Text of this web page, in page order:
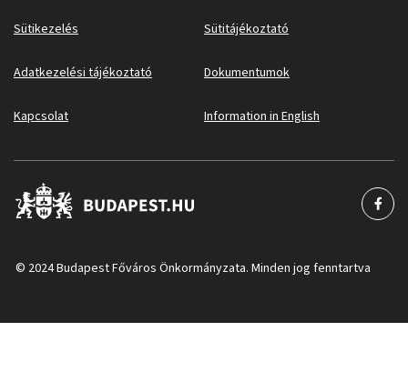
Sütikezelés Sütitájékoztató
Adatkezelési tájékoztató Dokumentumok
Kapcsolat Information in English
© 2024 Budapest Főváros Önkormányzata. Minden jog fenntartva